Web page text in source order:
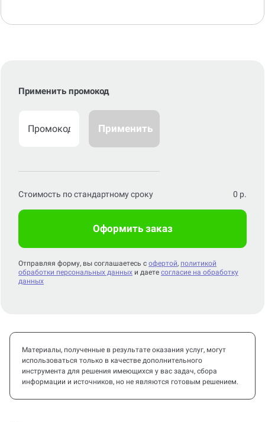
Применить промокод
Применить
Стоимость по стандартному сроку 0 р.
Оформить заказ
Отправляя форму, вы соглашаетесь с офертой, политикой
обработки персональных данных и даете согласие на обработку
данных
Материалы, полученные в результате оказания услуг, могут
использоваться только в качестве дополнительного
инструмента для решения имеющихся у вас задач, сбора
информации и источников, но не являются готовым решением.